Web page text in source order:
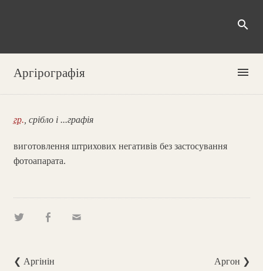
search
Аргірографія menu
гр. , срібло і ...графія
виготовлення штрихових негативів без застосування
фотоапарата.
❮ Аргінін Аргон ❯